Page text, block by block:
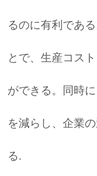
るのに有利であ
とで、生産コス
ができる。同時
を減らし、企業
る.